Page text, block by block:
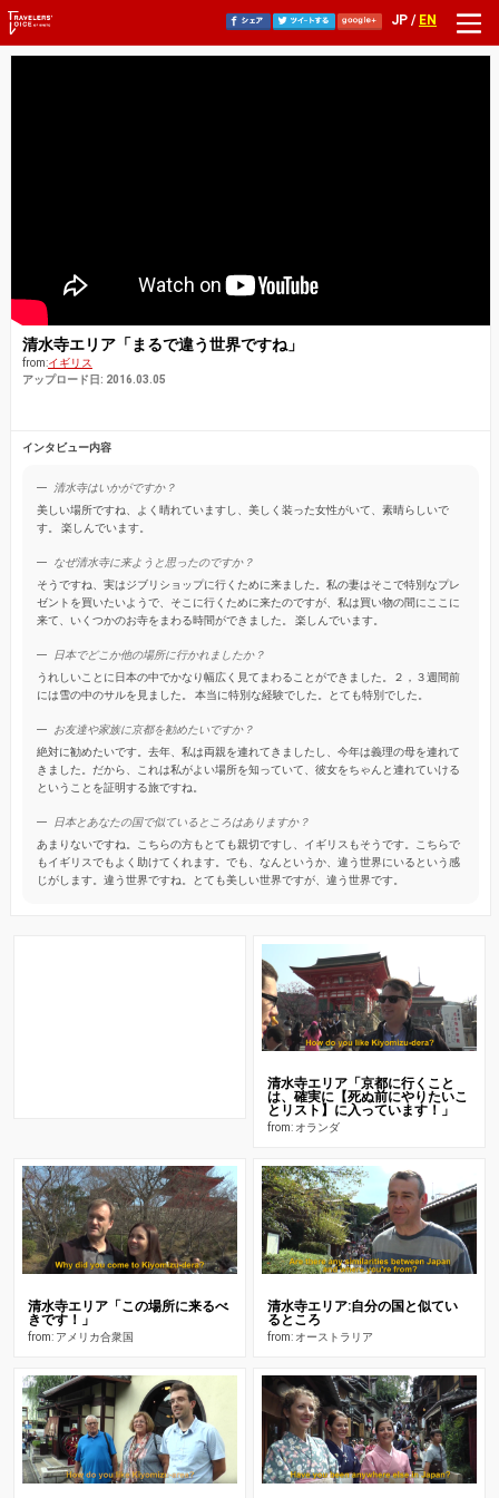
JP / EN
清水寺エリア「まるで違う世界ですね」
from:イギリス
アップロード日: 2016.03.05
インタビュー内容
清水寺はいかがですか？
美しい場所ですね、よく晴れていますし、美しく装った女性がいて、素晴らしいで
す。 楽しんでいます。
なぜ清水寺に来ようと思ったのですか？
そうですね、実はジブリショップに行くために来ました。私の妻はそこで特別なプレ
ゼントを買いたいようで、そこに行くために来たのですが、私は買い物の間にここに
来て、いくつかのお寺をまわる時間ができました。 楽しんでいます。
日本でどこか他の場所に行かれましたか？
うれしいことに日本の中でかなり幅広く見てまわることができました。２，３週間前
には雪の中のサルを見ました。 本当に特別な経験でした。とても特別でした。
お友達や家族に京都を勧めたいですか？
絶対に勧めたいです。去年、私は両親を連れてきましたし、今年は義理の母を連れて
きました。だから、これは私がよい場所を知っていて、彼女をちゃんと連れていける
ということを証明する旅ですね。
日本とあなたの国で似ているところはありますか？
あまりないですね。こちらの方もとても親切ですし、イギリスもそうです。こちらで
もイギリスでもよく助けてくれます。でも、なんというか、違う世界にいるという感
じがします。違う世界ですね。とても美しい世界ですが、違う世界です。
清水寺エリア「京都に行くこと
は、確実に【死ぬ前にやりたいこ
とリスト】に入っています！」
from: オランダ
清水寺エリア「この場所に来るべ
きです！」
from: アメリカ合衆国
清水寺エリア:自分の国と似てい
るところ
from: オーストラリア